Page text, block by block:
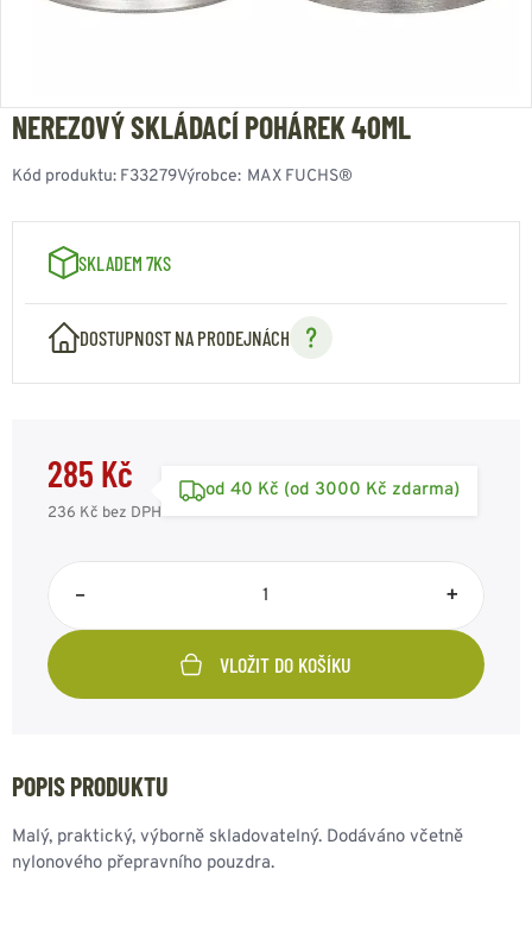
NEREZOVÝ SKLÁDACÍ POHÁREK 40ML
Kód produktu: F33279Výrobce: MAX FUCHS®
SKLADEM 7KS
DOSTUPNOST NA PRODEJNÁCH
285 Kč
236 Kč bez DPH
od 40 Kč (od 3000 Kč zdarma)
– +
VLOŽIT DO KOŠÍKU
POPIS PRODUKTU
Malý, praktický, výborně skladovatelný. Dodáváno včetně
nylonového přepravního pouzdra.